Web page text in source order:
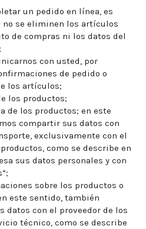
un pedido en línea, es
no se eliminen los artículos
de compras ni los datos del
con usted, por
de pedido o
los artículos;
los productos;
de los productos; en este
compartir sus datos con
exclusivamente con el
como se describe en
sus datos personales y con
sobre los productos o
este sentido, también
datos con el proveedor de los
técnico, como se describe